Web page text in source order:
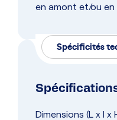
en amont et/ou en
Spécificités
Dimensions (L x l x